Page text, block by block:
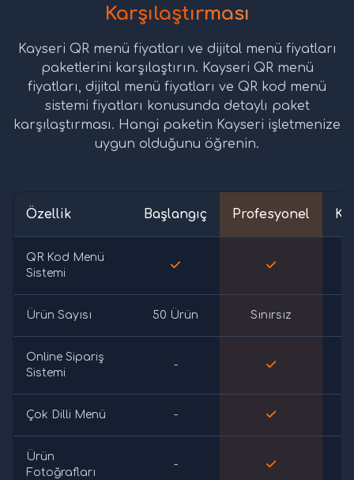
Karşılaştırması
Kayseri QR menü fiyatları ve dijital menü fiyatları
paketlerini karşılaştırın. Kayseri QR menü
fiyatları, dijital menü fiyatları ve QR kod menü
sistemi fiyatları konusunda detaylı paket
karşılaştırması. Hangi paketin Kayseri işletmenize
uygun olduğunu öğrenin.
Özellik Başlangıç Profesyonel
QR Kod Menü
Sistemi
Ürün Sayısı 50 Ürün Sınırsız
Online Sipariş
Sistemi
-
Çok Dilli Menü -
Ürün
Fotoğrafları
-